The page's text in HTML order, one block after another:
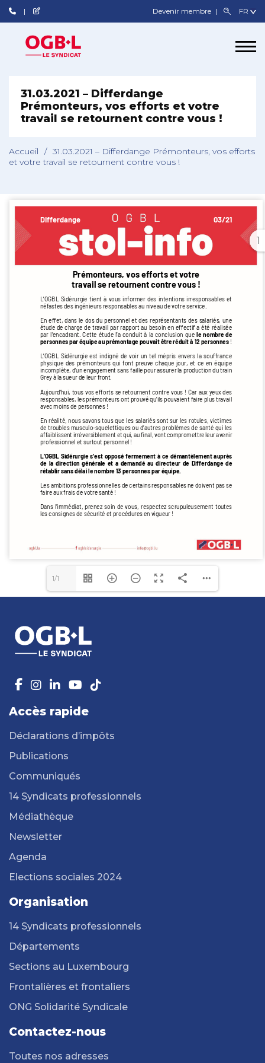
Devenir membre
31.03.2021 – Differdange
Prémonteurs, vos efforts et votre
travail se retournent contre vous !
Accueil / 31.03.2021 – Differdange Prémonteurs, vos efforts
et votre travail se retournent contre vous !
1
1/1
Accès rapide
Déclarations d’impôts
Publications
Communiqués
14 Syndicats professionnels
Médiathèque
Newsletter
Agenda
Elections sociales 2024
Organisation
14 Syndicats professionnels
Départements
Sections au Luxembourg
Frontalières et frontaliers
ONG Solidarité Syndicale
Contactez-nous
Toutes nos adresses